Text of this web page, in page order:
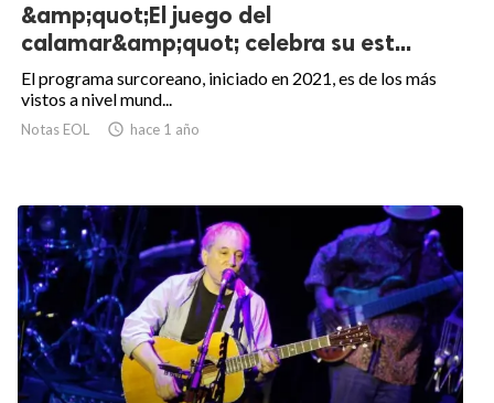
&amp;quot;El juego del
calamar&amp;quot; celebra su est...
El programa surcoreano, iniciado en 2021, es de los más
vistos a nivel mund...
Notas EOL  hace 1 año